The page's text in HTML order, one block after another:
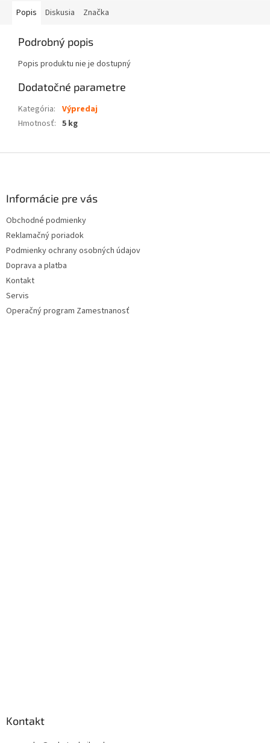
Popis Diskusia Značka
Podrobný popis
Popis produktu nie je dostupný
Dodatočné parametre
Kategória: Výpredaj
Hmotnosť: 5 kg
Informácie pre vás
Obchodné podmienky
Reklamačný poriadok
Podmienky ochrany osobných údajov
Doprava a platba
Kontakt
Servis
Operačný program Zamestnanosť
Kontakt